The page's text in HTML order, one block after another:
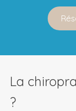
La
?